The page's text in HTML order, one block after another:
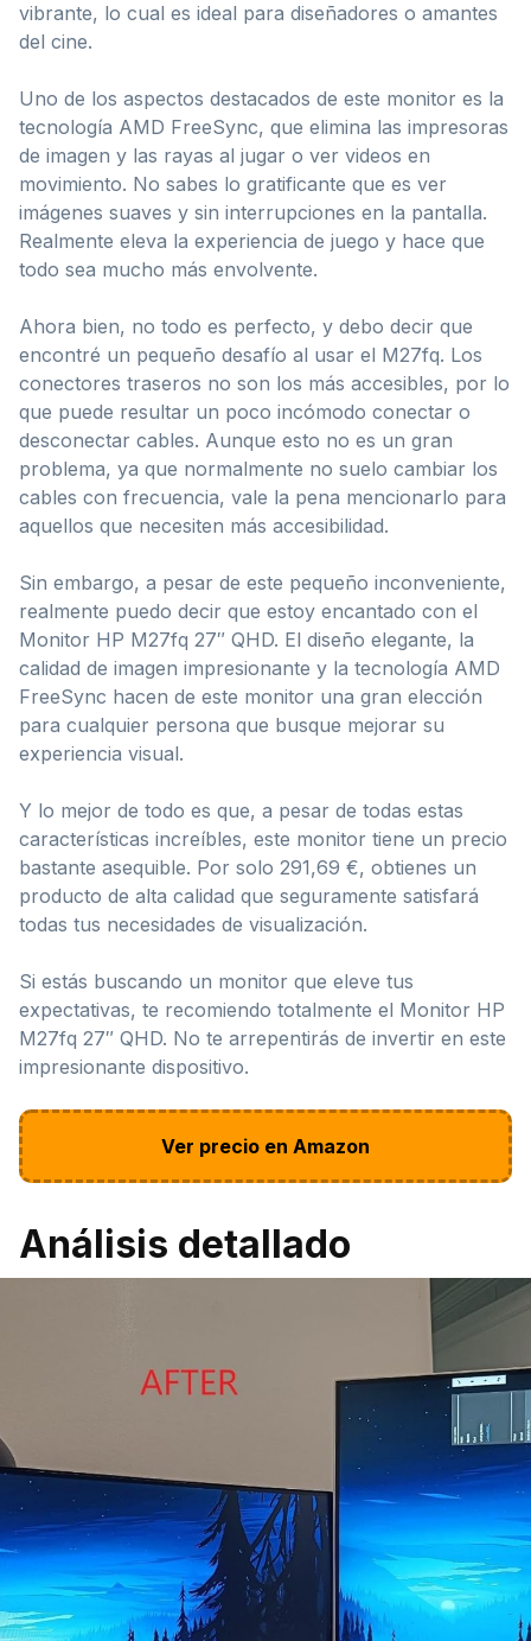
vibrante, lo cual es ideal para diseñadores o amantes
del cine.
Uno de los aspectos destacados de este monitor es la
tecnología AMD FreeSync, que elimina las impresoras
de imagen y las rayas al jugar o ver videos en
movimiento. No sabes lo gratificante que es ver
imágenes suaves y sin interrupciones en la pantalla.
Realmente eleva la experiencia de juego y hace que
todo sea mucho más envolvente.
Ahora bien, no todo es perfecto, y debo decir que
encontré un pequeño desafío al usar el M27fq. Los
conectores traseros no son los más accesibles, por lo
que puede resultar un poco incómodo conectar o
desconectar cables. Aunque esto no es un gran
problema, ya que normalmente no suelo cambiar los
cables con frecuencia, vale la pena mencionarlo para
aquellos que necesiten más accesibilidad.
Sin embargo, a pesar de este pequeño inconveniente,
realmente puedo decir que estoy encantado con el
Monitor HP M27fq 27″ QHD. El diseño elegante, la
calidad de imagen impresionante y la tecnología AMD
FreeSync hacen de este monitor una gran elección
para cualquier persona que busque mejorar su
experiencia visual.
Y lo mejor de todo es que, a pesar de todas estas
características increíbles, este monitor tiene un precio
bastante asequible. Por solo 291,69 €, obtienes un
producto de alta calidad que seguramente satisfará
todas tus necesidades de visualización.
Si estás buscando un monitor que eleve tus
expectativas, te recomiendo totalmente el Monitor HP
M27fq 27″ QHD. No te arrepentirás de invertir en este
impresionante dispositivo.
Ver precio en Amazon
Análisis detallado